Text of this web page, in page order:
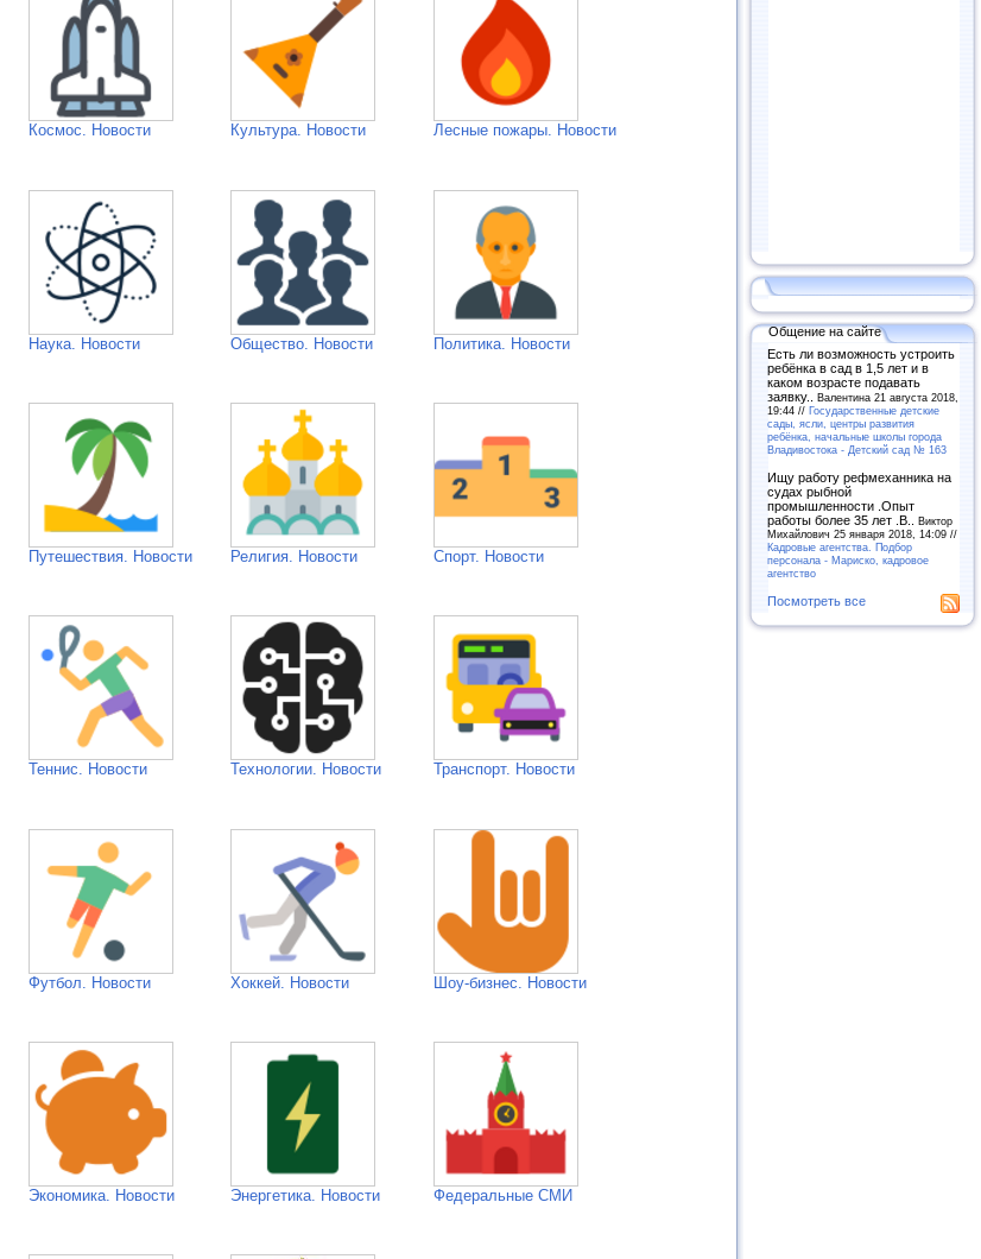
Космос. Новости Культура. Новости Лесные пожары. Новости
Наука. Новости Общество. Новости Политика. Новости
Путешествия. Новости Религия. Новости Спорт. Новости
Теннис. Новости Технологии. Новости Транспорт. Новости
Футбол. Новости Хоккей. Новости Шоу-бизнес. Новости
Экономика. Новости Энергетика. Новости Федеральные СМИ
Общение на сайте
Есть ли возможность устроить
ребёнка в сад в 1,5 лет и в
каком возрасте подавать
заявку.. Валентина 21 августа 2018,
19:44 // Государственные детские
сады, ясли, центры развития
ребёнка, начальные школы города
Владивостока - Детский сад № 163
Ищу работу рефмеханника на
судах рыбной
промышленности .Опыт
работы более 35 лет .В.. Виктор
Михайлович 25 января 2018, 14:09 //
Кадровые агентства. Подбор
персонала - Мариско, кадровое
агентство
Посмотреть все